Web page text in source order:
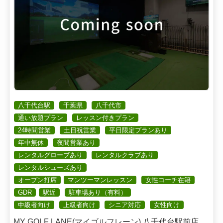
八千代台駅 千葉県
八千代市
通い放題プラン
レッスン付きプラン
24時間営業
土日祝営業
平日限定プランあり
年中無休
夜間営業あり
レンタルグローブあり
レンタルクラブあり
レンタルシューズあり
オープン打席
マンツーマンレッスン
女性コーチ在籍
GDR
駅近
駐車場あり（有料）
中級者向け
上級者向け シニア対応 女性向け